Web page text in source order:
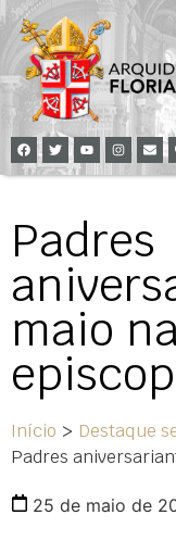
Padres
maio
Início > Destaque
Padres
25 de maio de